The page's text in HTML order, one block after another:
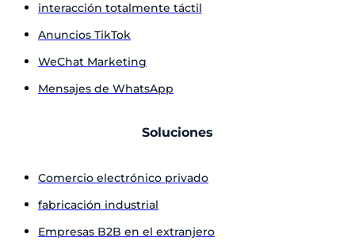
interacción totalmente táctil
Anuncios TikTok
WeChat Marketing
Mensajes de WhatsApp
Soluciones
Comercio electrónico privado
fabricación industrial
Empresas B2B en el extranjero